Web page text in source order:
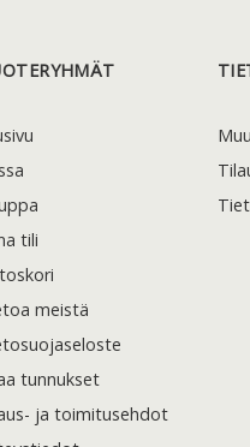
tili
meistä
tunnukset
ja toimitusehdot